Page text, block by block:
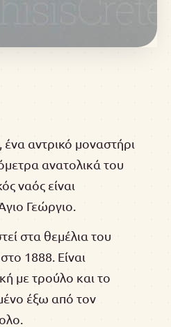
αντρικό μοναστήρι
ανατολικά του
ναός είναι
Γεώργιο.
στα θεμέλια του
1888. Είναι
με τρούλο και το
έξω από τον